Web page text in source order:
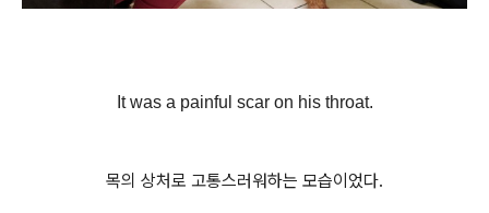
It was a painful scar on his throat.
목의 상처로 고통스러워하는 모습이었다.